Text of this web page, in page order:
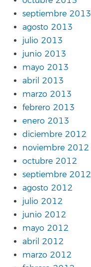
septiembre 2013
agosto 2013
julio 2013
junio 2013
mayo 2013
abril 2013
marzo 2013
febrero 2013
enero 2013
diciembre 2012
noviembre 2012
octubre 2012
septiembre 2012
agosto 2012
julio 2012
junio 2012
mayo 2012
abril 2012
marzo 2012